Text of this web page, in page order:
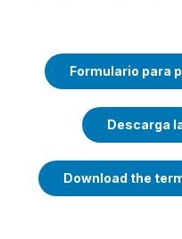
Formulario para
Descarga
Download the